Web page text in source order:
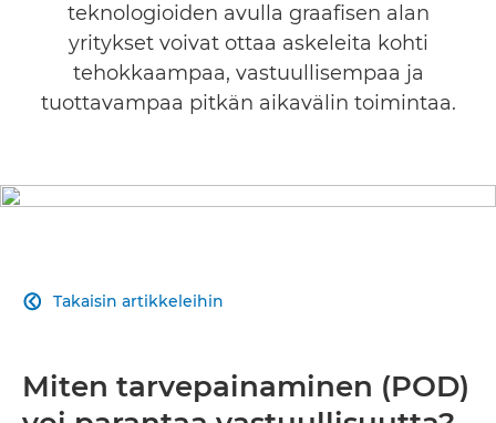
teknologioiden avulla graafisen alan
yritykset voivat ottaa askeleita kohti
tehokkaampaa, vastuullisempaa ja
tuottavampaa pitkän aikavälin toimintaa.
Takaisin artikkeleihin

Miten tarvepainaminen (POD)